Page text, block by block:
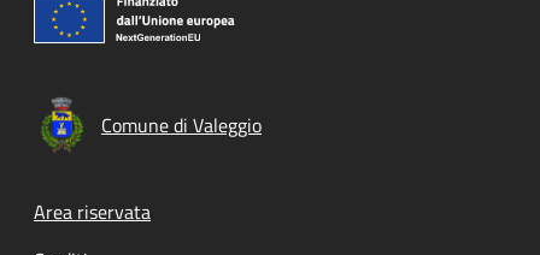
Comune di Valeggio
Footer menu
Area riservata